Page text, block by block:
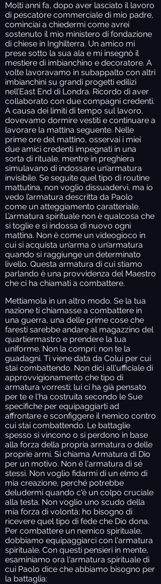
Molti anni fa, dopo aver lasciato il lavoro
di pescatore commerciale di mio padre,
cominciai a chiedermi come avrei
sostenuto il mio ministero di fondazione
di chiese in Inghilterra. Un amico mi
prese sotto la sua ala e mi insegnò il
mestiere di imbianchino e decoratore. A
volte lavoravamo in subappalto con altri
imbianchini su grandi progetti edilizi
nell’East End di Londra. Ricordo di aver
collaborato con due compagni credenti.
A causa dei limiti di tempo sul lavoro,
dovevamo dormire vestiti e continuare a
lavorare la mattina seguente. Nelle
prime ore del mattino, osservai i miei
due amici credenti impegnati in una
sorta di rituale, mentre in preghiera
simulavano di indossare un’armatura
invisibile. Se seguite quel tipo di routine
mattutina, non voglio dissuadervi, ma io
vedo l’armatura descritta da Paolo
come un atteggiamento caratteriale.
L’armatura spirituale non è qualcosa che
si toglie e si indossa di nuovo ogni
mattina. Non è come un videogioco in
cui si acquista un’arma o un’armatura
quando si raggiunge un determinato
livello. Questa armatura di cui stiamo
parlando è una provvidenza del Maestro
che ci ha chiamati a combattere.
Mettiamola in un altro modo. Se la tua
nazione ti chiamasse a combattere in
una guerra, una delle prime cose che
faresti sarebbe andare al magazzino del
quartiermastro e prendere la tua
uniforme. Non la compri; non te la
guadagni. Ti viene data da Colui per cui
stai combattendo. Non dici all'ufficiale di
approvvigionamento che tipo di
armatura vorresti; lui ci ha già pensato
per te e l'ha costruita secondo le Sue
specifiche per equipaggiarti ad
affrontare e sconfiggere il nemico contro
cui stai combattendo. Le battaglie
spesso si vincono o si perdono in base
alla forza della propria armatura o delle
proprie armi. Si chiama Armatura di Dio
per un motivo. Non è l'armatura di sé
stessi. Non voglio fidarmi di un elmo di
mia creazione, perché potrebbe
deludermi quando c'è un colpo cruciale
alla testa. Non voglio uno scudo della
mia forza di volontà; ho bisogno di
ricevere quel tipo di fede che Dio dona.
Per combattere un nemico spirituale,
dobbiamo equipaggiarci con l'armatura
spirituale. Con questi pensieri in mente,
esaminiamo ora l'armatura spirituale di
cui Paolo dice che abbiamo bisogno per
la battaglia: